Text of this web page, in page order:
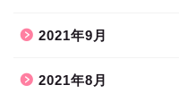
2021年9月
2021年8月